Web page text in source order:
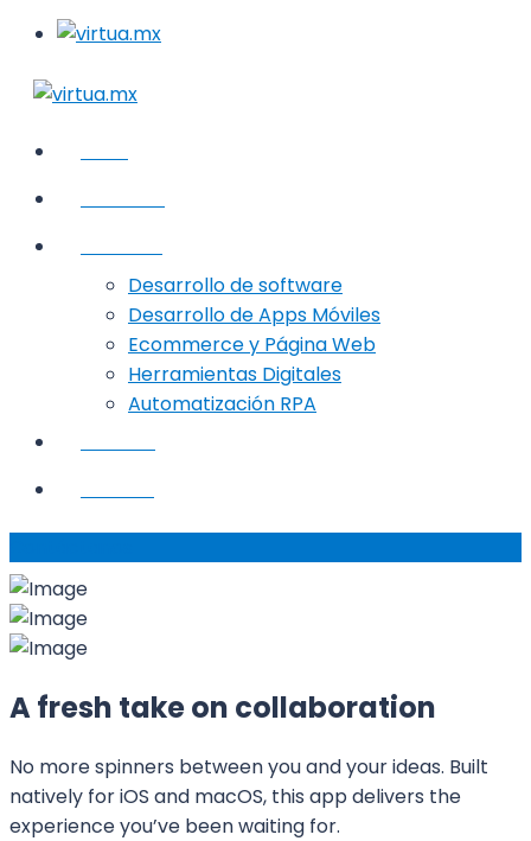
Desarrollo de software
Desarrollo de Apps Móviles
Ecommerce y Página Web
Herramientas Digitales
Automatización RPA
A fresh take on collaboration
No more spinners between you and your ideas. Built
natively for iOS and macOS, this app delivers the
experience you’ve been waiting for.